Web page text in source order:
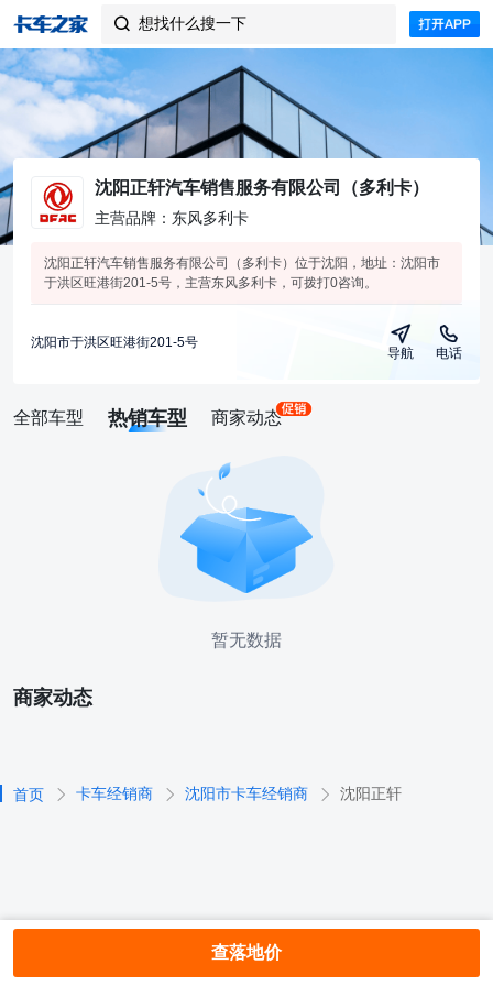
 想找什么搜一下
沈阳正轩汽车销售服务有限公司（多利卡）
主营品牌：东风多利卡
沈阳正轩汽车销售服务有限公司（多利卡）位于沈阳，地址：沈阳市
于洪区旺港街201-5号，主营东风多利卡，可拨打0咨询。
沈阳市于洪区旺港街201-5号
导航 电话
全部车型 热销车型 商家动态
暂无数据
商家动态
首页 卡车经销商 沈阳市卡车经销商 沈阳正轩
查落地价